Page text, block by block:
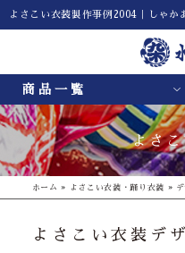
よさこい衣装製作事例2004｜しゃか
商品一覧
よさこ
ホーム » よさこい衣装・踊り衣装 »
よさこい衣装デ